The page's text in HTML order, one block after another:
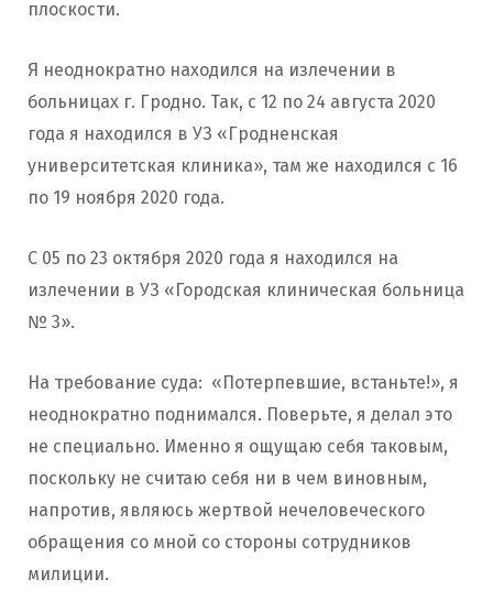
плоскости.
Я неоднократно находился на излечении в
больницах г. Гродно. Так, с 12 по 24 августа 2020
года я находился в УЗ «Гродненская
университетская клиника», там же находился с 16
по 19 ноября 2020 года.
С 05 по 23 октября 2020 года я находился на
излечении в УЗ «Городская клиническая больница
№ 3».
На требование суда: «Потерпевшие, встаньте!», я
неоднократно поднимался. Поверьте, я делал это
не специально. Именно я ощущаю себя таковым,
поскольку не считаю себя ни в чем виновным,
напротив, являюсь жертвой нечеловеческого
обращения со мной со стороны сотрудников
милиции.